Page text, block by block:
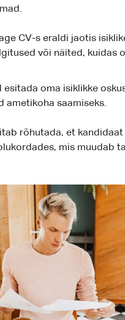
CV-s eraldi jaotis
või näited, kuidas
oma isiklikke
ametikoha saamiseks.
rõhutada, et
mis muudab